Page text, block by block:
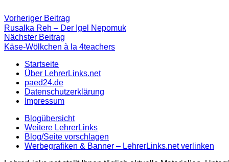
Beitragsnavigation
Vorheriger Beitrag
Beitrag:
Rusalka Reh – Der Igel Nepomuk
Nächster Beitrag
Beitrag
Käse-Wölkchen à la 4teachers
Startseite
Über LehrerLinks.net
paed24.de
Datenschutzerklärung
Impressum
Blogübersicht
Weitere LehrerLinks
Blog/Seite vorschlagen
Werbegrafiken & Banner – LehrerLinks.net verlinken